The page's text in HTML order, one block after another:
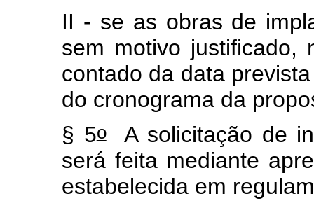
II - se as obras de
sem motivo justificado,
contado da data
do cronograma da
§ 5oA solicitação de
será feita mediante
estabelecida em